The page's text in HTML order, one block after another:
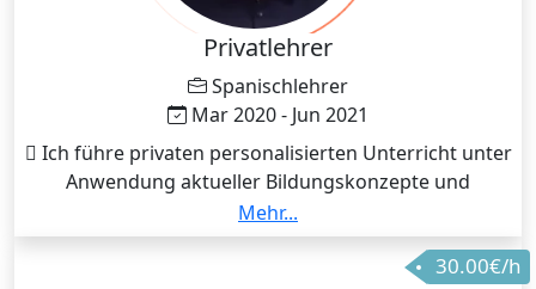
Privatlehrer
Spanischlehrer
Mar 2020 - Jun 2021
 Ich führe privaten personalisierten Unterricht unter
Anwendung aktueller Bildungskonzepte und
Unterrichtsmodelle durch.  Ich bin mit spanischen
Lehrbüchern wie "Aula" vertraut und kann
Lehrabläufe entsprechend der Situation und den
Mehr...
30.00€/h